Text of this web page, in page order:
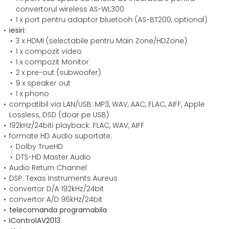
convertorul wireless AS-WL300
1 x port pentru adaptor bluetooh (AS-BT200, optional)
iesiri:
3 x HDMI (selectabile pentru Main Zone/HDZone)
1 x compozit video
1 x compozit Monitor
2 x pre-out (subwoofer)
9 x speaker out
1 x phono
compatibil via LAN/USB: MP3, WAV, AAC, FLAC, AIFF, Apple
Lossless, DSD (doar pe USB)
192kHz/24biti playback: FLAC, WAV, AIFF
formate HD Audio suportate:
Dolby TrueHD
DTS-HD Master Audio
Audio Return Channel
DSP: Texas Instruments Aureus
convertor D/A 192kHz/24bit
convertor A/D 96kHz/24bit
telecomanda programabila
iControlAV2013